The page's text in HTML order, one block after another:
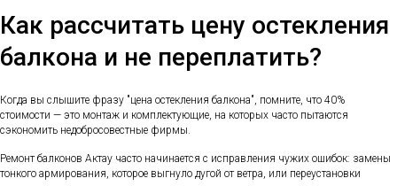
Как рассчитать цену остекления
балкона и не переплатить?
Когда вы слышите фразу "цена остекления балкона", помните, что 40%
стоимости — это монтаж и комплектующие, на которых часто пытаются
сэкономить недобросовестные фирмы.
Ремонт балконов Актау часто начинается с исправления чужих ошибок: замены
тонкого армирования, которое выгнуло дугой от ветра, или переустановки